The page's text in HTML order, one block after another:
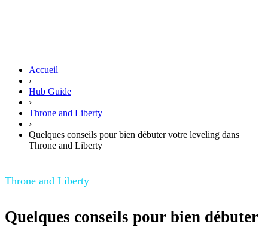
Accueil
›
Hub Guide
›
Throne and Liberty
›
Quelques conseils pour bien débuter votre leveling dans
Throne and Liberty
Throne and Liberty
Quelques conseils pour bien débuter